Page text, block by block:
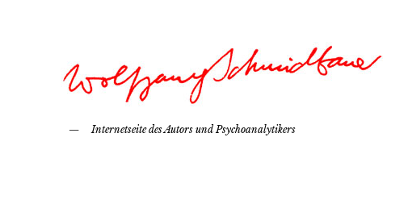
Internetseite des Autors und Psychoanalytikers